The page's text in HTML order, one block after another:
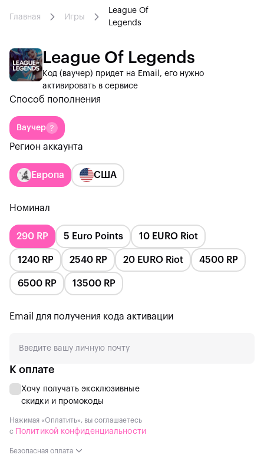
Главная Игры
League Of
Legends
League Of Legends
Код (ваучер) придет на Email, его нужно
активировать в сервисе
Способ пополнения
Ваучер
Регион аккаунта
Европа США
Номинал
290 RP 5 Euro Points 10 EURO Riot
1240 RP 2540 RP 20 EURO Riot 4500 RP
6500 RP 13500 RP
Email для получения кода активации
К оплате
Хочу получать эксклюзивные
скидки и промокоды
Нажимая «Оплатить», вы соглашаетесь
с
Политикой конфиденциальности
Безопасная оплата